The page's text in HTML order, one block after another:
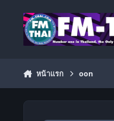
หน้าแรก oon